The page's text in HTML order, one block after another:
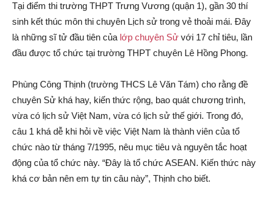
Tại điểm thi trường THPT Trưng Vương (quận 1), gần 30 thí
sinh kết thúc môn thi chuyên Lịch sử trong vẻ thoải mái. Đây
là những sĩ tử đầu tiên của lớp chuyên Sử với 17 chỉ tiêu, lần
đầu được tổ chức tại trường THPT chuyên Lê Hồng Phong.
Phùng Công Thịnh (trường THCS Lê Văn Tám) cho rằng đề
chuyên Sử khá hay, kiến thức rộng, bao quát chương trình,
vừa có lịch sử Việt Nam, vừa có lịch sử thế giới. Trong đó,
câu 1 khá dễ khi hỏi về việc Việt Nam là thành viên của tổ
chức nào từ tháng 7/1995, nêu mục tiêu và nguyên tắc hoạt
động của tổ chức này. “Đây là tổ chức ASEAN. Kiến thức này
khá cơ bản nên em tự tin câu này”, Thịnh cho biết.